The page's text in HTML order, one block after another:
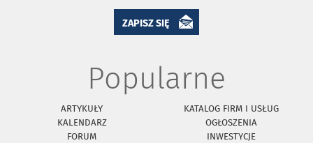
ZAPISZ SIĘ
Popularne
ARTYKUŁY
KATALOG FIRM I USŁUG
KALENDARZ
OGŁOSZENIA
FORUM
INWESTYCJE